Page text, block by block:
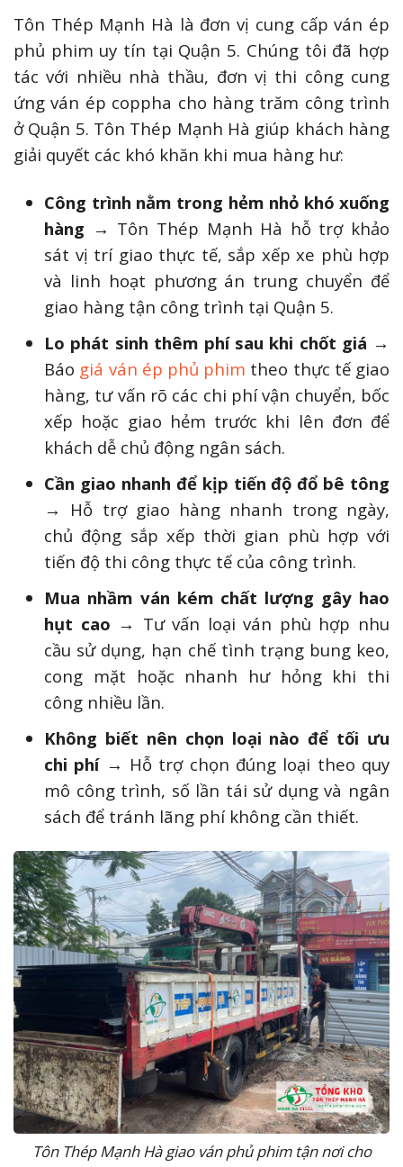
Tôn Thép Mạnh Hà là đơn vị cung cấp ván ép
phủ phim uy tín tại Quận 5. Chúng tôi đã hợp
tác với nhiều nhà thầu, đơn vị thi công cung
ứng ván ép coppha cho hàng trăm công trình
ở Quận 5. Tôn Thép Mạnh Hà giúp khách hàng
giải quyết các khó khăn khi mua hàng hư:
Công trình nằm trong hẻm nhỏ khó xuống
hàng → Tôn Thép Mạnh Hà hỗ trợ khảo
sát vị trí giao thực tế, sắp xếp xe phù hợp
và linh hoạt phương án trung chuyển để
giao hàng tận công trình tại Quận 5.
Lo phát sinh thêm phí sau khi chốt giá →
Báo giá ván ép phủ phim theo thực tế giao
hàng, tư vấn rõ các chi phí vận chuyển, bốc
xếp hoặc giao hẻm trước khi lên đơn để
khách dễ chủ động ngân sách.
Cần giao nhanh để kịp tiến độ đổ bê tông
→ Hỗ trợ giao hàng nhanh trong ngày,
chủ động sắp xếp thời gian phù hợp với
tiến độ thi công thực tế của công trình.
Mua nhầm ván kém chất lượng gây hao
hụt cao → Tư vấn loại ván phù hợp nhu
cầu sử dụng, hạn chế tình trạng bung keo,
cong mặt hoặc nhanh hư hỏng khi thi
công nhiều lần.
Không biết nên chọn loại nào để tối ưu
chi phí→ Hỗ trợ chọn đúng loại theo quy
mô công trình, số lần tái sử dụng và ngân
sách để tránh lãng phí không cần thiết.
Tôn Thép Mạnh Hà giao ván phủ phim tận nơi cho